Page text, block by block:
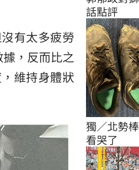
有太多疲勞
，反而比之
維持身體狀
話點評
獨／北勢
看哭了